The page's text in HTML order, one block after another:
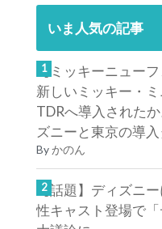
いま人気の記事
【ミッキーニュー
新しいミッキー・
TDRへ導入された
ズニーと東京の導
Byかのん
【話題】ディズニ
性キャスト登場で